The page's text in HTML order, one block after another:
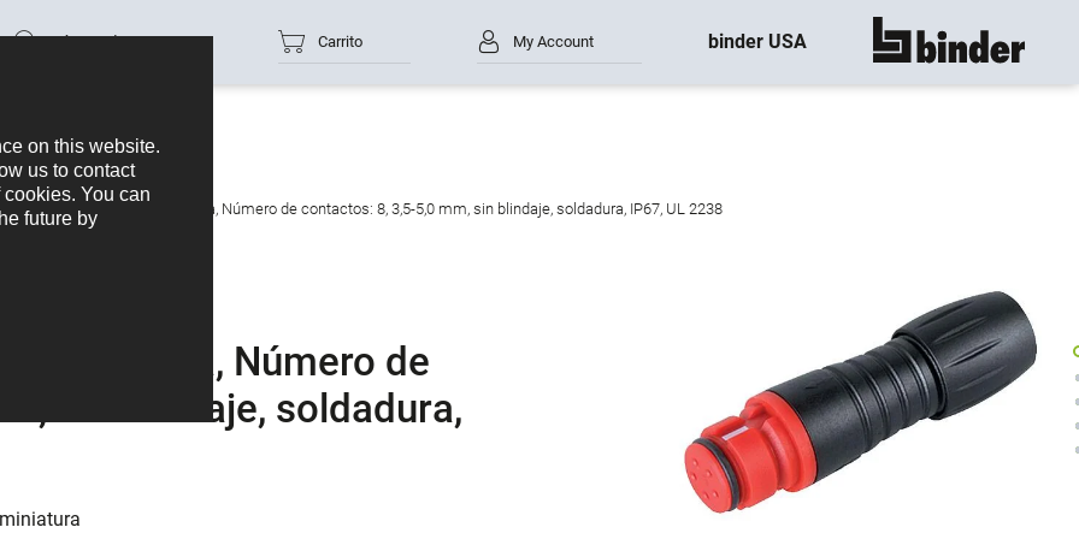
Número de parte Carrito My Account binder USA mostrar todo
In Conector de cable hembra, Número de contactos: 8, 3,5-5,0 mm, sin blindaje, soldadura, IP67, UL 2238
hembra, Número de
sin blindaje, soldadura,